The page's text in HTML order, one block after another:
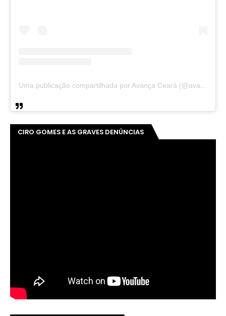
Uma publicação compartilhada por Avança Ceará (@avancaceara)
CIRO GOMES E AS GRAVES DENÚNCIAS